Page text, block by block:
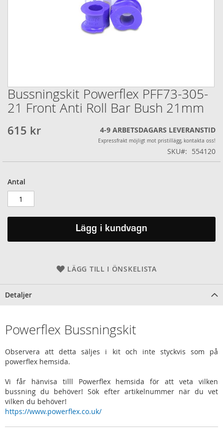
Bussningskit Powerflex PFF73-305-
21 Front Anti Roll Bar Bush 21mm
615 kr 4-9 ARBETSDAGARS LEVERANSTID
Expressfrakt möjligt mot pristillägg, kontakta oss!
SKU 554120
Antal
Lägg i kundvagn
LÄGG TILL I ÖNSKELISTA
Hoppa
till
början
bildgalleriet
Detaljer
Powerflex Bussningskit
Observera att detta säljes i kit och inte styckvis som på
powerflex hemsida.
Vi får hänvisa tilll Powerflex hemsida för att veta vilken
bussning du behöver! Sök efter artikelnummer när du vet
vilken du behöver!
https://www.powerflex.co.uk/